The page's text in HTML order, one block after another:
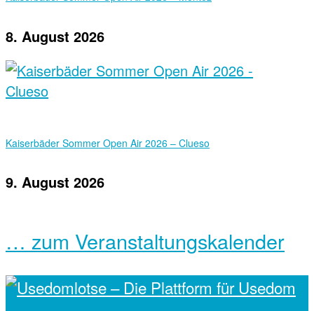
8. August 2026
Kaiserbäder Sommer Open Air 2026 – Clueso
9. August 2026
… zum Veranstaltungskalender